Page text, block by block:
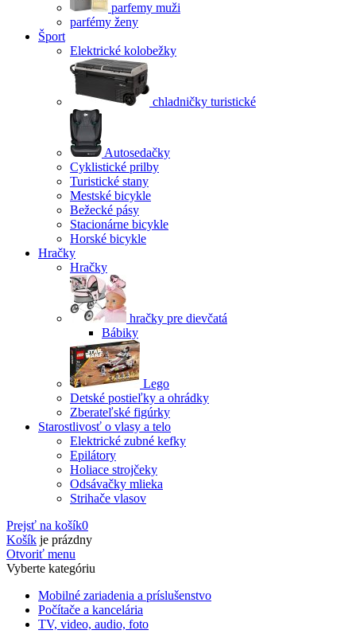
parfemy muži
parfémy ženy
Šport
Elektrické kolobežky
chladničky turistické
Autosedačky
Cyklistické prilby
Turistické stany
Mestské bicykle
Bežecké pásy
Stacionárne bicykle
Horské bicykle
Hračky
Hračky
hračky pre dievčatá
Bábiky
Lego
Detské postieľky a ohrádky
Zberateľské figúrky
Starostlivosť o vlasy a telo
Elektrické zubné kefky
Epilátory
Holiace strojčeky
Odsávačky mlieka
Strihače vlasov
Prejsť na košík0
Košík je prázdny
Otvoriť menu
Vyberte kategóriu
Mobilné zariadenia a príslušenstvo
Počítače a kancelária
TV, video, audio, foto